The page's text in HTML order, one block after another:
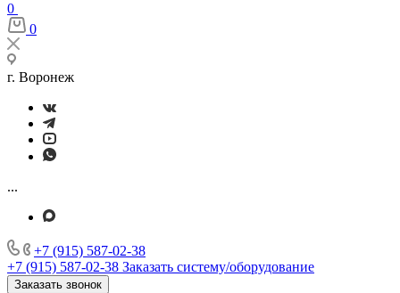
0
0
г. Воронеж
...
+7 (915) 587-02-38
+7 (915) 587-02-38 Заказать систему/оборудование
Заказать звонок